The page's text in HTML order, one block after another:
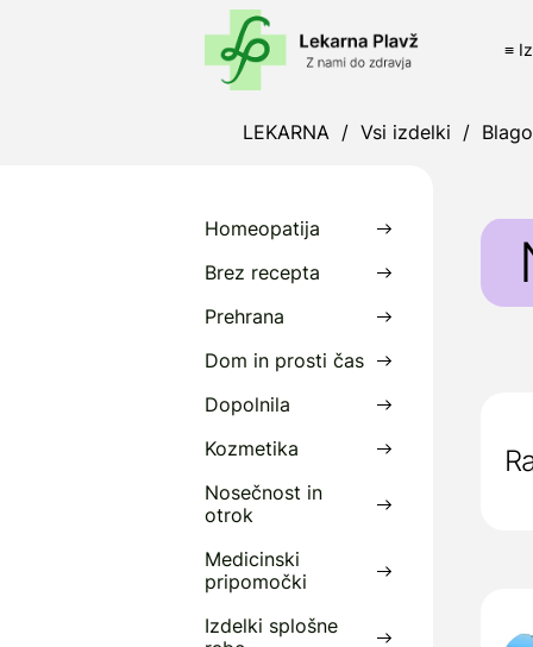
≡
LEKARNA / Vsi izdelki /
Homeopatija
Brez recepta
Prehrana
Dom in prosti čas
Dopolnila
Kozmetika
Nosečnost in
otrok
Medicinski
pripomočki
Izdelki splošne